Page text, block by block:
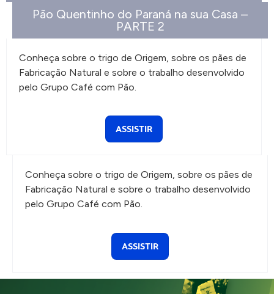
Pão Quentinho do Paraná na sua Casa –
PARTE 2
Conheça sobre o trigo de Origem, sobre os pães de
Fabricação Natural e sobre o trabalho desenvolvido
pelo Grupo Café com Pão.
ASSISTIR
Conheça sobre o trigo de Origem, sobre os pães de
Fabricação Natural e sobre o trabalho desenvolvido
pelo Grupo Café com Pão.
ASSISTIR